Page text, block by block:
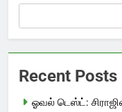
Recent Posts
ஓவல் டெஸ்ட்: